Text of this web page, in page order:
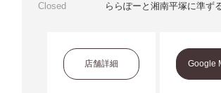
Closed
ららぽーと湘南平塚に準ず
店舗詳細 Google